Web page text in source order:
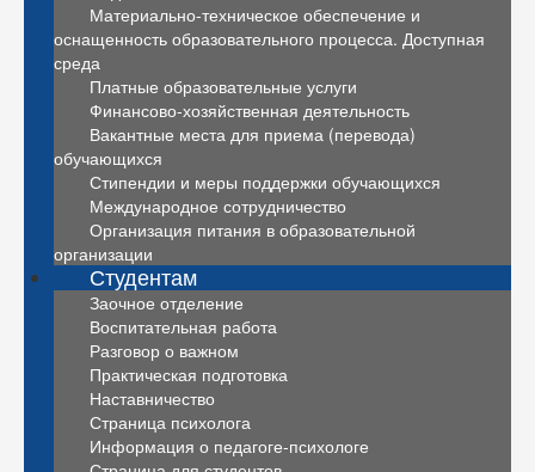
Материально-техническое обеспечение и
оснащенность образовательного процесса. Доступная
среда
Платные образовательные услуги
Финансово-хозяйственная деятельность
Вакантные места для приема (перевода)
обучающихся
Стипендии и меры поддержки обучающихся
Международное сотрудничество
Организация питания в образовательной
организации
Студентам
Заочное отделение
Воспитательная работа
Разговор о важном
Практическая подготовка
Наставничество
Страница психолога
Информация о педагоге-психологе